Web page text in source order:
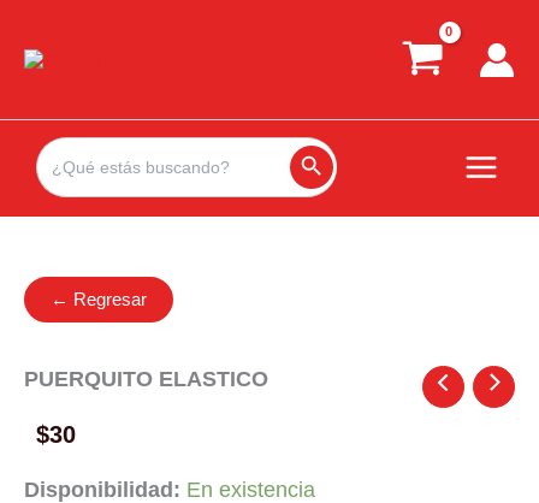
Search
for:
← Regresar
PUERQUITO ELASTICO
$30
Disponibilidad: En existencia